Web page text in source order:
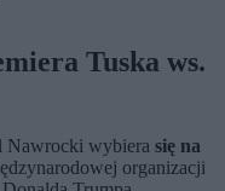
Tuska ws.
Nawrocki wybiera się na
organizacji